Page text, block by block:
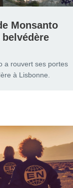
Monsanto
a rouvert ses portes
à Lisbonne.